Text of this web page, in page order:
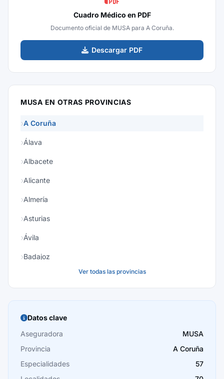
Cuadro Médico en PDF
Documento oficial de MUSA para A Coruña.
Descargar PDF
MUSA EN OTRAS PROVINCIAS
A Coruña
Álava
Albacete
Alicante
Almería
Asturias
Ávila
Badajoz
Burgos
Cáceres
Cádiz
Cantabria
Ver todas las provincias
Datos clave
Aseguradora
MUSA
Provincia
A Coruña
Especialidades
57